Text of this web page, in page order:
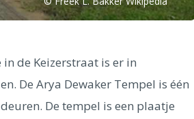
de Keizerstraat is er in
De Arya Dewaker Tempel is één
De tempel is een plaatje